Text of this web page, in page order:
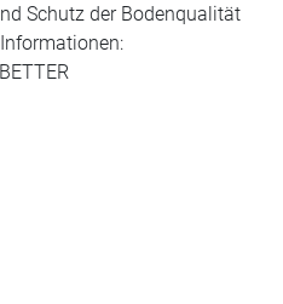
Schutz der Bodenqualität